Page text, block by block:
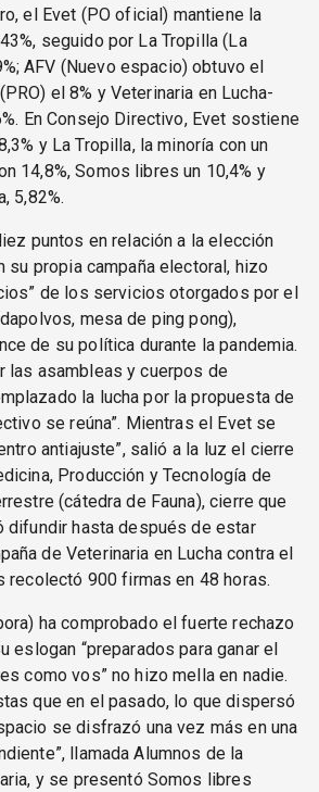
el Evet (PO oficial) mantiene la
seguido por La Tropilla (La
AFV (Nuevo espacio) obtuvo el
el 8% y Veterinaria en Lucha-
En Consejo Directivo, Evet sostiene
y La Tropilla, la minoría con un
14,8%, Somos libres un 10,4% y
5,82%.
puntos en relación a la elección
su propia campaña electoral, hizo
de los servicios otorgados por el
mesa de ping pong),
de su política durante la pandemia.
las asambleas y cuerpos de
la lucha por la propuesta de
se reúna”. Mientras el Evet se
antiajuste”, salió a la luz el cierre
Producción y Tecnología de
(cátedra de Fauna), cierre que
difundir hasta después de estar
de Veterinaria en Lucha contra el
recolectó 900 firmas en 48 horas.
ha comprobado el fuerte rechazo
eslogan “preparados para ganar el
como vos” no hizo mella en nadie.
que en el pasado, lo que dispersó
se disfrazó una vez más en una
llamada Alumnos de la
y se presentó Somos libres